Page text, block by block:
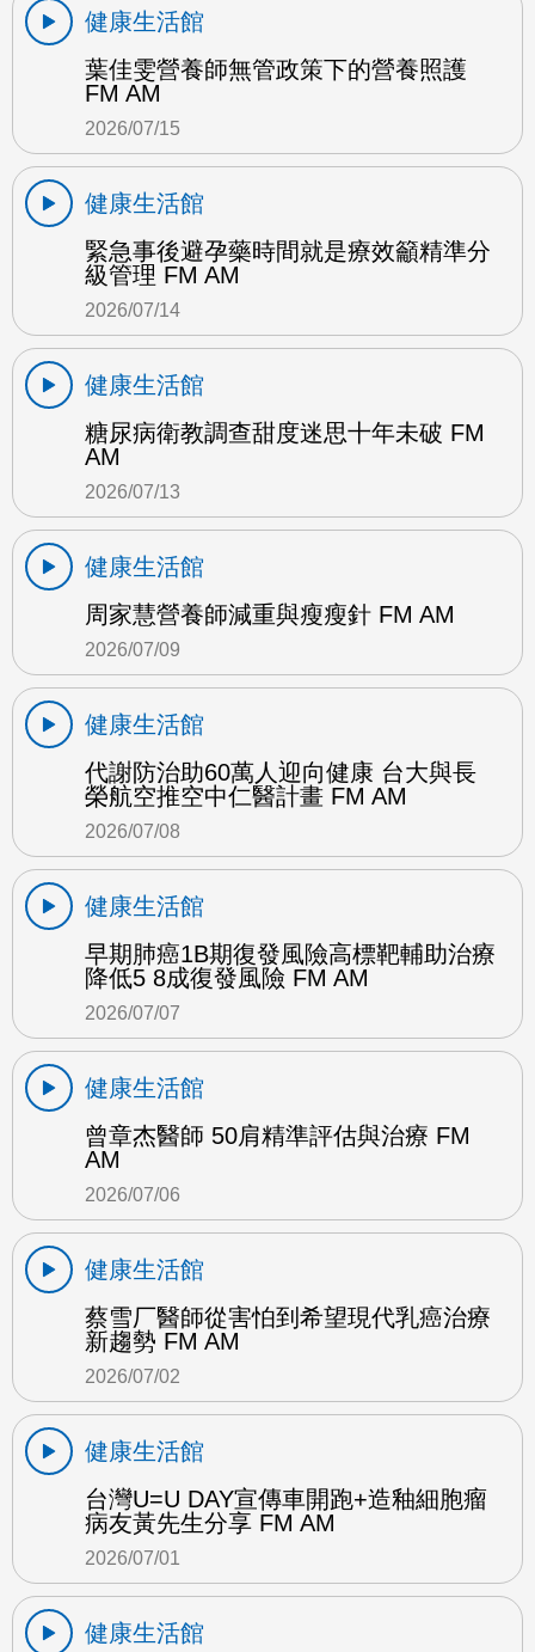
健康生活館
葉佳雯營養師無管政策下的營養照護
FM AM
2026/07/15
健康生活館
緊急事後避孕藥時間就是療效籲精準分
級管理 FM AM
2026/07/14
健康生活館
糖尿病衛教調查甜度迷思十年未破 FM
AM
2026/07/13
健康生活館
周家慧營養師減重與瘦瘦針 FM AM
2026/07/09
健康生活館
代謝防治助60萬人迎向健康 台大與長
榮航空推空中仁醫計畫 FM AM
2026/07/08
健康生活館
早期肺癌1B期復發風險高標靶輔助治療
降低5 8成復發風險 FM AM
2026/07/07
健康生活館
曾章杰醫師 50肩精準評估與治療 FM
AM
2026/07/06
健康生活館
蔡雪厂醫師從害怕到希望現代乳癌治療
新趨勢 FM AM
2026/07/02
健康生活館
台灣U=U DAY宣傳車開跑+造釉細胞瘤
病友黃先生分享 FM AM
2026/07/01
健康生活館